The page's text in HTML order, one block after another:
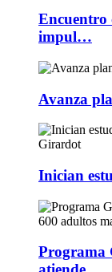
Encuentro
impul…
Avanza
Inician
Programa